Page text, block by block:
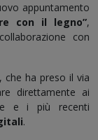
appuntamento
con il legno”,
con
ha preso il via
direttamente ai
e i più recenti
.